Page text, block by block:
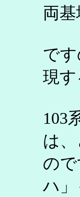
両
で
現
103
は
の
ハ